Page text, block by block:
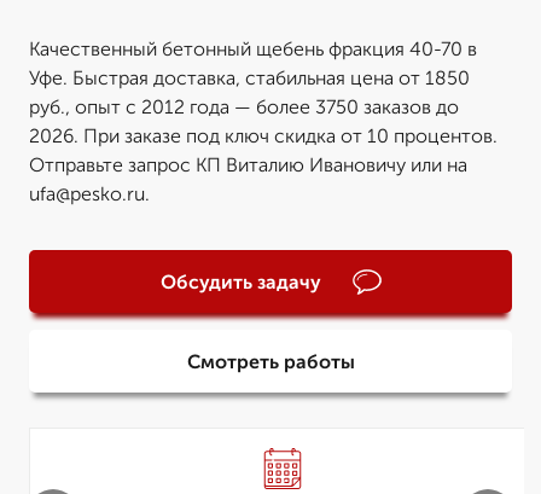
Качественный бетонный щебень фракция 40-70 в
Уфе. Быстрая доставка, стабильная цена от 1850
руб., опыт с 2012 года — более 3750 заказов до
2026. При заказе под ключ скидка от 10 процентов.
Отправьте запрос КП Виталию Ивановичу или на
ufa@pesko.ru.
Обсудить задачу
Смотреть работы